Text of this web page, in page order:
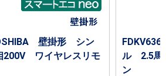
壁掛形 シン
ワイヤレスリモ
ル 2.5馬
ン